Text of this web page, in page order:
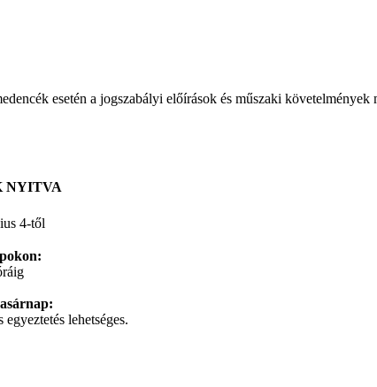
esetén a jogszabályi előírások és műszaki
NYITVA
4-től
lehetséges.